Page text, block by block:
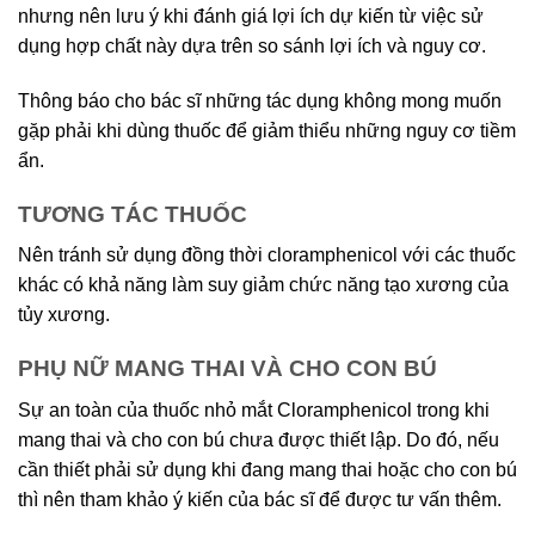
nhưng nên lưu ý khi đánh giá lợi ích dự kiến ​​từ việc sử
dụng hợp chất này dựa trên so sánh lợi ích và nguy cơ.
Thông báo cho bác sĩ những tác dụng không mong muốn
gặp phải khi dùng thuốc để giảm thiểu những nguy cơ tiềm
ẩn.
TƯƠNG TÁC THUỐC
Nên tránh sử dụng đồng thời cloramphenicol với các thuốc
khác có khả năng làm suy giảm chức năng tạo xương của
tủy xương.
PHỤ NỮ MANG THAI VÀ CHO CON BÚ
Sự an toàn của thuốc nhỏ mắt Cloramphenicol trong khi
mang thai và cho con bú chưa được thiết lập. Do đó, nếu
cần thiết phải sử dụng khi đang mang thai hoặc cho con bú
thì nên tham khảo ý kiến của bác sĩ để được tư vấn thêm.